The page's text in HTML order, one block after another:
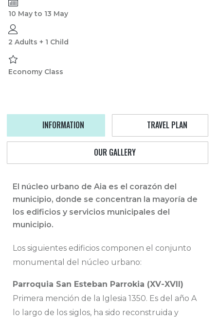
10 May to 13 May
2 Adults + 1 Child
Economy Class
INFORMATION TRAVEL PLAN
OUR GALLERY
El núcleo urbano de Aia es el corazón del
municipio, donde se concentran la mayoría de
los edificios y servicios municipales del
municipio.
Los siguientes edificios componen el conjunto
monumental del núcleo urbano:
Parroquia San Esteban Parrokia (XV-XVII)
Primera mención de la Iglesia 1350. Es del año A
lo largo de los siglos, ha sido reconstruida y